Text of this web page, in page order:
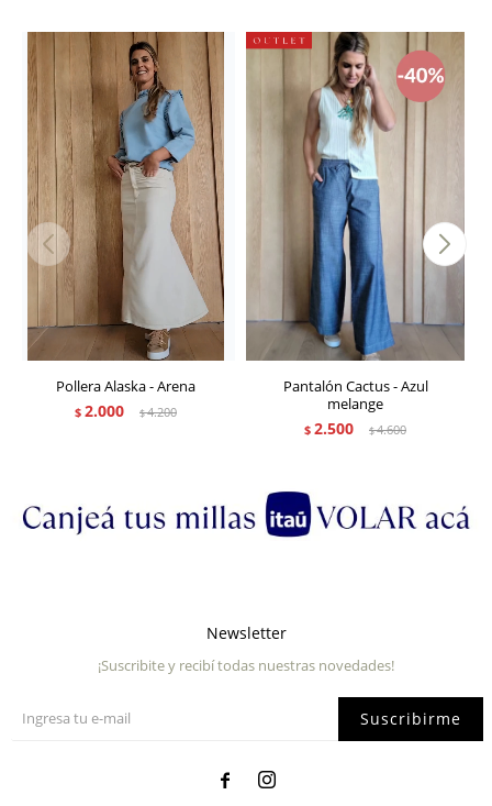
Pollera Alaska - Arena
$ 2.000 $4.200
Pantalón Cactus - Azul
melange
$ 2.500 $4.600
Newsletter
¡Suscribite y recibí todas nuestras novedades!
Suscribirme
 